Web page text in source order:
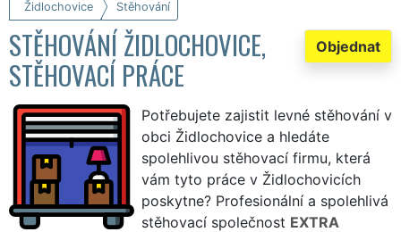
Židlochovice Stěhování
Objednat
STĚHOVÁNÍ ŽIDLOCHOVICE,
STĚHOVACÍ PRÁCE
Potřebujete zajistit levné stěhování v
obci Židlochovice a hledáte
spolehlivou stěhovací firmu, která
vám tyto práce v Židlochovicích
poskytne? Profesionální a spolehlivá
stěhovací společnost EXTRA